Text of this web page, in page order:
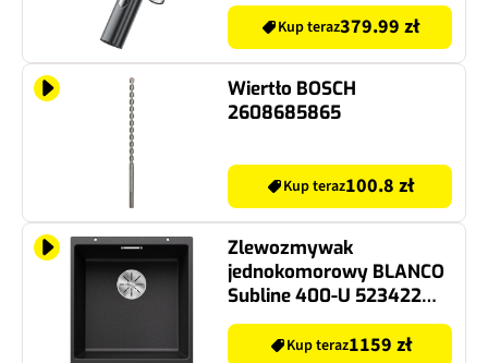
Kup teraz379.99 zł
Wiertło BOSCH
2608685865
Kup teraz100.8 zł
Zlewozmywak
jednokomorowy BLANCO
Subline 400-U 523422
Antracyt 46x43
Kup teraz1159 zł